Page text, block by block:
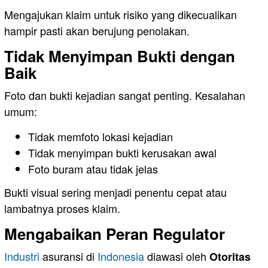
Mengajukan klaim untuk risiko yang dikecualikan
hampir pasti akan berujung penolakan.
Tidak Menyimpan Bukti dengan
Baik
Foto dan bukti kejadian sangat penting. Kesalahan
umum:
Tidak memfoto lokasi kejadian
Tidak menyimpan bukti kerusakan awal
Foto buram atau tidak jelas
Bukti visual sering menjadi penentu cepat atau
lambatnya proses klaim.
Mengabaikan Peran Regulator
Industri asuransi di Indonesiadiawasi oleh Otoritas